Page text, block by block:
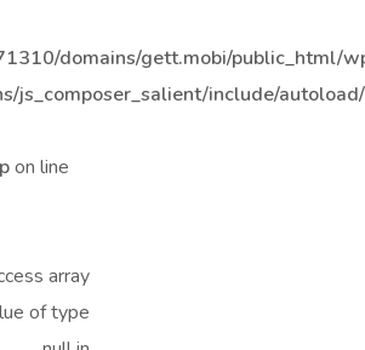
domains/gett.mobi/public_html/
js_composer_salient/include/
on line
array
of type